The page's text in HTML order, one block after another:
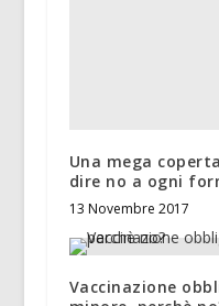
Una mega
dire no a ogni
13 Novembre 2017
Vaccinazione